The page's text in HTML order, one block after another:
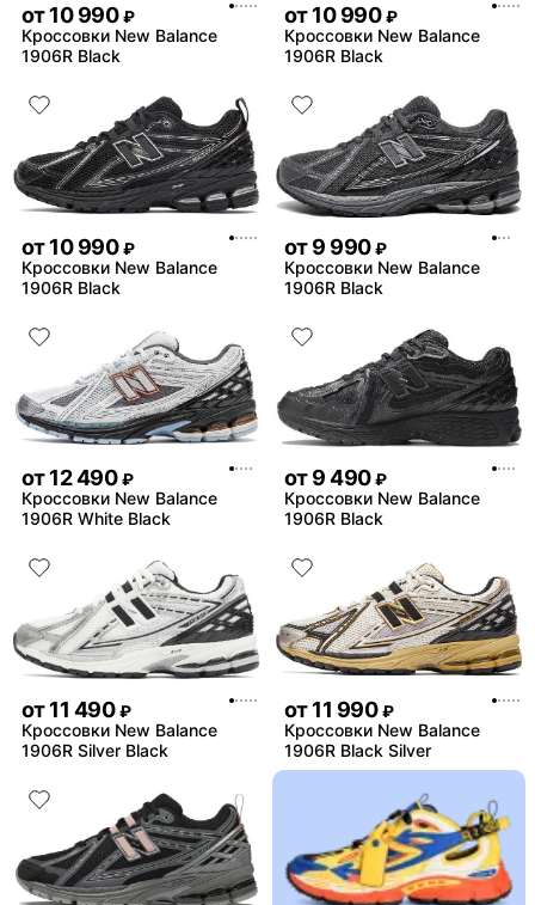
от10 990 ₽
Кроссовки New Balance
1906R Black
от10 990 ₽
Кроссовки New Balance
1906R Black
от10 990 ₽
Кроссовки New Balance
1906R Black
от9 990 ₽
Кроссовки New Balance
1906R Black
от12 490 ₽
Кроссовки New Balance
1906R White Black
от9 490 ₽
Кроссовки New Balance
1906R Black
от11 490 ₽
Кроссовки New Balance
1906R Silver Black
от11 990 ₽
Кроссовки New Balance
1906R Black Silver